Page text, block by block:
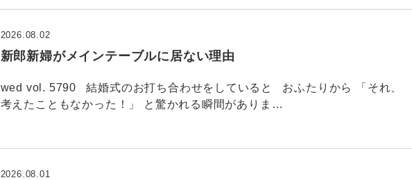
新郎新婦がメインテーブルに居ない理由
2026.08.02
wed vol. 5790 結婚式のお打ち合わせをしていると おふたりから 「それ、
考えたこともなかった！」 と驚かれる瞬間がありま…
2026.08.01